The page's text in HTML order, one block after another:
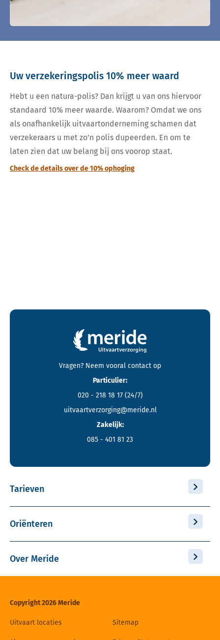
Uw verzekeringspolis 10% meer waard
Hebt u een natura-polis? Dan krijgt u van ons hiervoor
standaard 10% meer waarde. Waarom? Omdat we ons
als onafhankelijk uitvaartonderneming schamen dat
verzekeraars u met zo’n polis dupeerden. En om te
laten zien dat uw belang bij ons voorop staat.
Check de details over de 10% ophoging
Contactgegevens en footer menu van Meride
Vragen? Neem vooral contact op
Particulier:
020 - 218 18 17 (24/7)
uitvaartverzorging@meride.nl
Zakelijk:
085 - 401 81 23
Tarieven
Oriënteren
Over Meride
Copyright 2026 Meride
Uitvaart locaties Sitemap